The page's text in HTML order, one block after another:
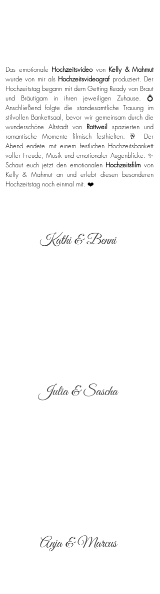
Das emotionale Hochzeitsvideovon Kelly & Mahmut
wurde von mir als Hochzeitsvideograf produziert. Der
Hochzeitstag begann mit dem Getting Ready von Braut
und Bräutigam in ihren jeweiligen Zuhause. 💍
Anschließend folgte die standesamtliche Trauung im
stilvollen Bankettsaal, bevor wir gemeinsam durch die
wunderschöne Altstadt von Rottweil spazierten und
romantische Momente filmisch festhielten. 🥂 Der
Abend endete mit einem festlichen Hochzeitsbankett
voller Freude, Musik und emotionaler Augenblicke. ✨
Schaut euch jetzt den emotionalen Hochzeitsfilmvon
Kelly & Mahmut an und erlebt diesen besonderen
Hochzeitstag noch einmal mit. ❤️
Kathi & Benni
Julia & Sascha
Anja & Marcus